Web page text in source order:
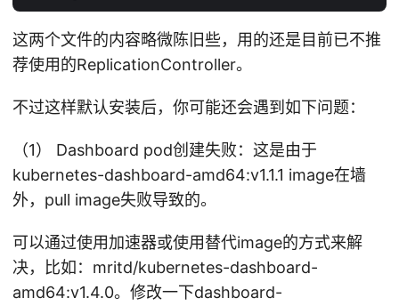
这两个文件的内容略微陈旧些，用的还是目前已不推
荐使用的ReplicationController。
不过这样默认安装后，你可能还会遇到如下问题：
（1） Dashboard pod创建失败：这是由于
kubernetes-dashboard-amd64:v1.1.1 image在墙
外，pull image失败导致的。
可以通过使用加速器或使用替代image的方式来解
决，比如：mritd/kubernetes-dashboard-
amd64:v1.4.0。修改一下dashboard-